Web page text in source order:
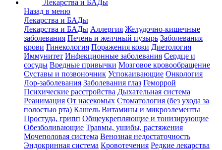
Лекарства и БАДы
Назад в меню
Лекарства и БАДы
Лекарства и БАДы Аллергия Желудочно-кишечные
заболевания Печень и желчный пузырь Заболевания
крови Гинекология Поражения кожи Диетология
Иммунитет Инфекционные заболевания Сердце и
сосуды Вредные привычки Мозговое кровообращение
Суставы и позвоночник Успокаивающие Онкология
Лор-заболевания Заболевания глаз Геморрой
Психические расстройства Дыхательная система
Реанимация От насекомых Стоматология (без ухода за
полостью рта) Кашель Витамины и микроэлементы
Простуда, грипп Общеукрепляющие и тонизирующие
Обезболивающие Травмы, ушибы, растяжения
Мочеполовая система Венозная недостаточность
Эндокринная система Кровотечения Редкие лекарства